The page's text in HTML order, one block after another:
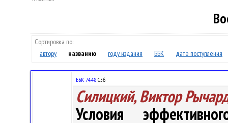
Сортировка по:
автору
названию году издания ББК дате поступления
ББК 74.48 С56
Силицкий, Виктор
Условия